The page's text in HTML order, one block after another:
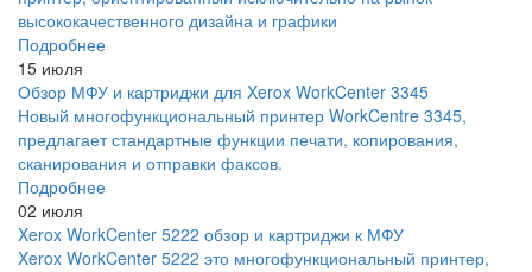
высококачественного дизайна и графики
Подробнее
15 июля
Обзор МФУ и картриджи для Xerox WorkCenter 3345
Новый многофункциональный принтер WorkCentre 3345,
предлагает стандартные функции печати, копирования,
сканирования и отправки факсов.
Подробнее
02 июля
Xerox WorkCenter 5222 обзор и картриджи к МФУ
Xerox WorkCenter 5222 это многофункциональный принтер,